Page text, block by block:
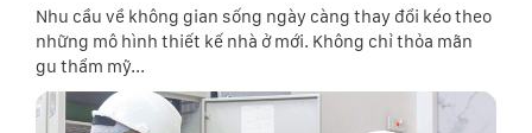
Nhu cầu về không gian sống ngày càng thay đổi kéo theo
những mô hình thiết kế nhà ở mới. Không chỉ thỏa mãn
gu thẩm mỹ...